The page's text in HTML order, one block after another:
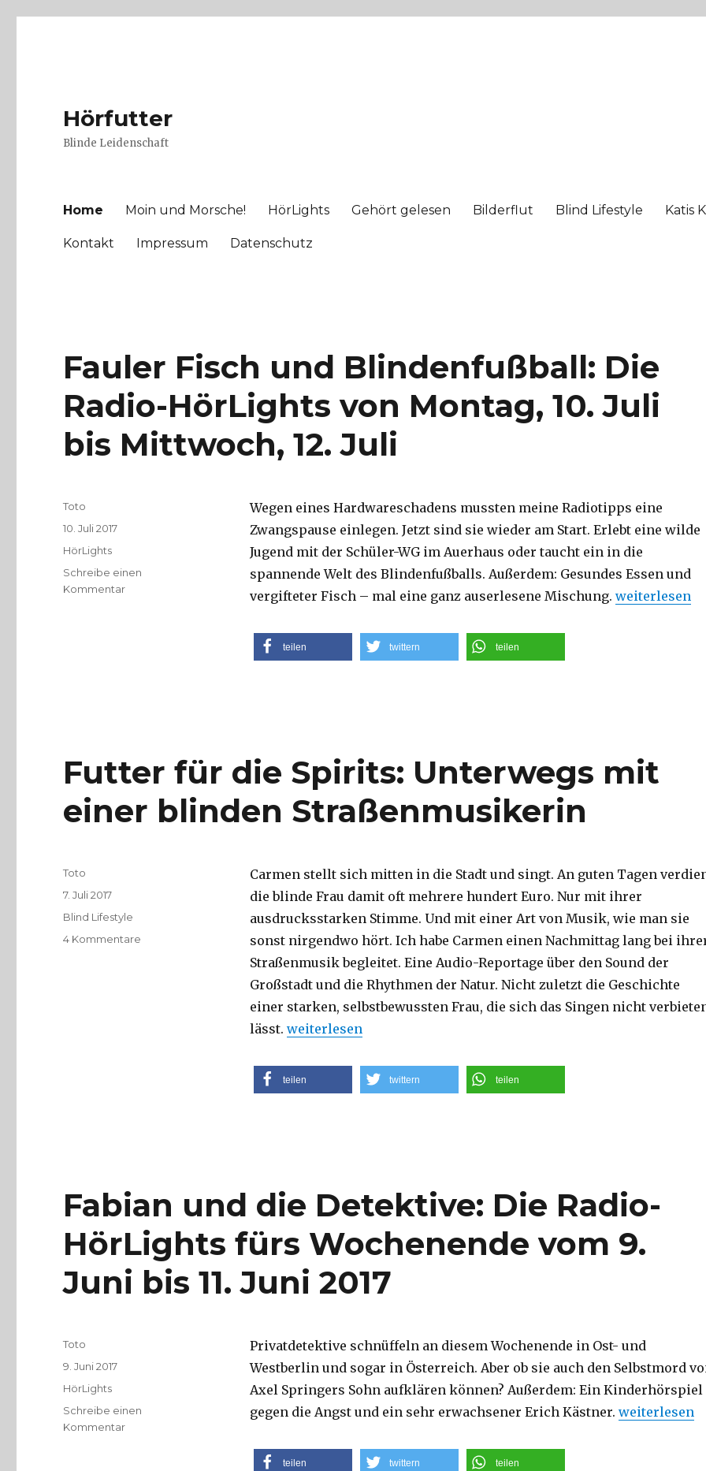
Hörfutter
Blinde Leidenschaft
Home Moin und Morsche! HörLights Gehört gelesen Bilderflut Blind Lifestyle Katis
Kontakt Impressum Datenschutz
Fauler Fisch und Blindenfußball: Die
Radio-HörLights von Montag, 10. Juli
bis Mittwoch, 12. Juli
Wegen eines Hardwareschadens mussten meine Radiotipps eine
Zwangspause einlegen. Jetzt sind sie wieder am Start. Erlebt eine wilde
Jugend mit der Schüler-WG im Auerhaus oder taucht ein in die
spannende Welt des Blindenfußballs. Außerdem: Gesundes Essen und
vergifteter Fisch – mal eine ganz auserlesene Mischung. „Fauler Fisch
weiterlesen
teilen twittern teilen
Autor
Toto
Veröffentlicht
10. Juli 2017
Kategorien
HörLights
Schreibe einen
Kommentarzu
Juli
bis
Mittwoch,
12.
Futter für die Spirits: Unterwegs mit
einer blinden Straßenmusikerin
Carmen stellt sich mitten in die Stadt und singt. An guten Tagen
die blinde Frau damit oft mehrere hundert Euro. Nur mit ihrer
ausdrucksstarken Stimme. Und mit einer Art von Musik, wie man sie
sonst nirgendwo hört. Ich habe Carmen einen Nachmittag lang bei
Straßenmusik begleitet. Eine Audio-Reportage über den Sound der
Großstadt und die Rhythmen der Natur. Nicht zuletzt die Geschichte
einer starken, selbstbewussten Frau, die sich das Singen nicht
lässt. „Futter für die Spirits: Unterwegs mit einer blinden
weiterlesen
teilen twittern teilen
Autor
Toto
Veröffentlicht
am
7. Juli 2017
Kategorien
Blind Lifestyle
4 Kommentare
Fabian und die Detektive: Die Radio-
HörLights fürs Wochenende vom 9.
Juni bis 11. Juni 2017
Privatdetektive schnüffeln an diesem Wochenende in Ost- und
Westberlin und sogar in Österreich. Aber ob sie auch den Selbstmord
Axel Springers Sohn aufklären können? Außerdem: Ein Kinderhörspiel
gegen die Angst und ein sehr erwachsener Erich Kästner. „Fabian und
weiterlesen
teilen twittern teilen
Autor
Toto
Veröffentlicht
9. Juni 2017
Kategorien
HörLights
Schreibe einen
Kommentarzu